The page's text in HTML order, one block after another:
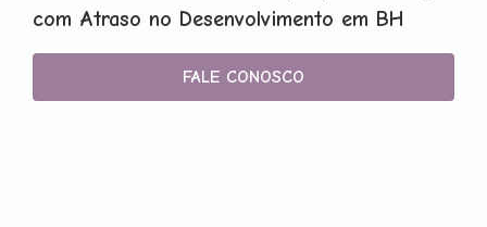
com Atraso no Desenvolvimento em BH
FALE CONOSCO